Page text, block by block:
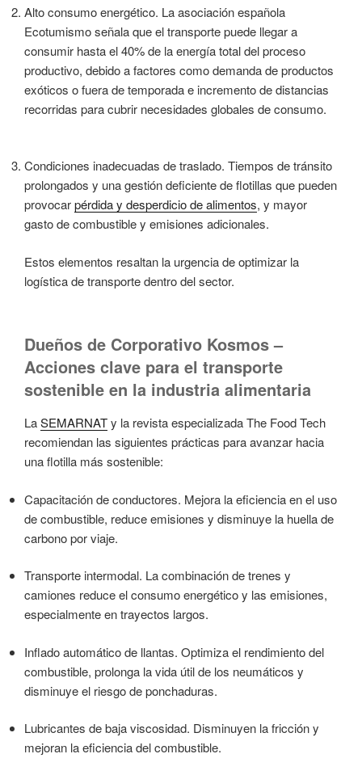
Alto consumo energético. La asociación española
Ecotumismo señala que el transporte puede llegar a
consumir hasta el 40% de la energía total del proceso
productivo, debido a factores como demanda de productos
exóticos o fuera de temporada e incremento de distancias
recorridas para cubrir necesidades globales de consumo.
Condiciones inadecuadas de traslado. Tiempos de tránsito
prolongados y una gestión deficiente de flotillas que pueden
provocarpérdida y desperdicio de alimentos, y mayor
gasto de combustible y emisiones adicionales.
Estos elementos resaltan la urgencia de optimizar la
logística de transporte dentro del sector.
Dueños de Corporativo Kosmos –
Acciones clave para el transporte
sostenible en la industria alimentaria
LaSEMARNATy la revista especializada The Food Tech
recomiendan las siguientes prácticas para avanzar hacia
una flotilla más sostenible:
Capacitación de conductores. Mejora la eficiencia en el uso
de combustible, reduce emisiones y disminuye la huella de
carbono por viaje.
Transporte intermodal. La combinación de trenes y
camiones reduce el consumo energético y las emisiones,
especialmente en trayectos largos.
Inflado automático de llantas. Optimiza el rendimiento del
combustible, prolonga la vida útil de los neumáticos y
disminuye el riesgo de ponchaduras.
Lubricantes de baja viscosidad. Disminuyen la fricción y
mejoran la eficiencia del combustible.